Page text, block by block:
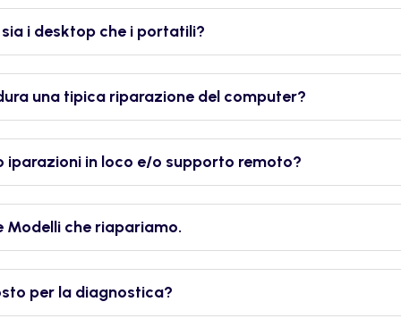
i desktop che i portatili?
una tipica riparazione del computer?
iparazioni in loco e/o supporto remoto?
Modelli che riapariamo.
per la diagnostica?